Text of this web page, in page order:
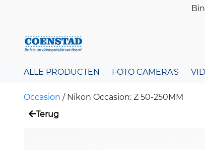
ALLE PRODUCTEN FOTO CAMERA'S
Occasion /Nikon Occasion: Z 50-250MM
Terug